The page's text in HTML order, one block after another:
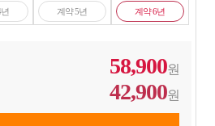
계약 5년 계약 6년
58,900원
42,900원